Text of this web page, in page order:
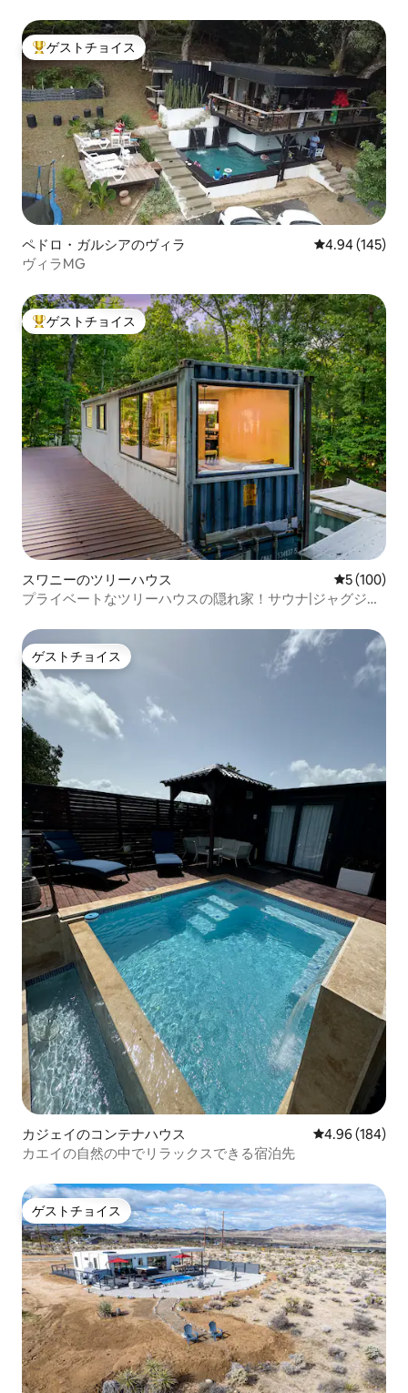
大好評のゲストチョイスです。
ゲストチョイス
ペドロ・ガルシアのヴィラ レビュー145
4.94 (145)
ヴィラMG
大好評のゲストチョイスです。
ゲストチョイス
スワニーのツリーハウス レビュー
5 (100)
プライベートなツリーハウスの隠れ家！サウナ|ジャグジー|
ゲストチョイス
ゲストチョイス
カジェイのコンテナハウス レビュー184
4.96 (184)
カエイの自然の中でリラックスできる宿泊先
ゲストチョイス
ゲストチョイス